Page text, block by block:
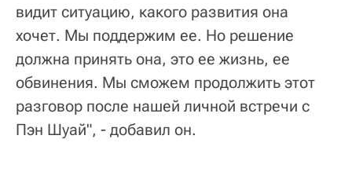
видит ситуацию, какого развития она
хочет. Мы поддержим ее. Но решение
должна принять она, это ее жизнь, ее
обвинения. Мы сможем продолжить этот
разговор после нашей личной встречи с
Пэн Шуай", - добавил он.